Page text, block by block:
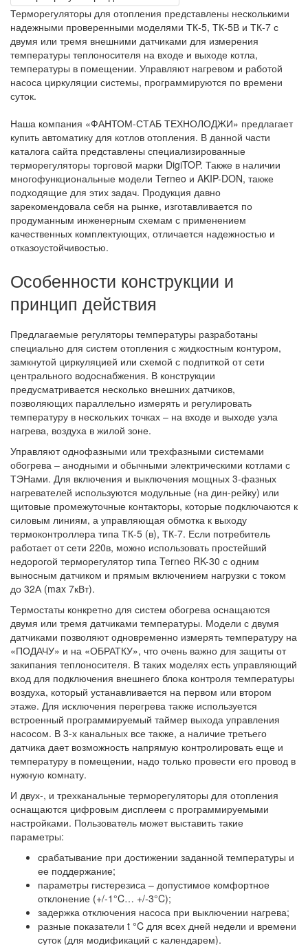
Терморегуляторы для отопления представлены несколькими
надежными проверенными моделями ТК-5, ТК-5В и ТК-7 с
двумя или тремя внешними датчиками для измерения
температуры теплоносителя на входе и выходе котла,
температуры в помещении. Управляют нагревом и работой
насоса циркуляции системы, программируются по времени
суток.
Наша компания «ФАНТОМ-СТАБ ТЕХНОЛОДЖИ» предлагает
купить автоматику для котлов отопления. В данной части
каталога сайта представлены специализированные
терморегуляторы торговой марки DigiTOP. Также в наличии
многофункциональные модели Terneo и AKIP-DON, также
подходящие для этих задач. Продукция давно
зарекомендовала себя на рынке, изготавливается по
продуманным инженерным схемам с применением
качественных комплектующих, отличается надежностью и
отказоустойчивостью.
Особенности конструкции и
принцип действия
Предлагаемые регуляторы температуры разработаны
специально для систем отопления с жидкостным контуром,
замкнутой циркуляцией или схемой с подпиткой от сети
центрального водоснабжения. В конструкции
предусматривается несколько внешних датчиков,
позволяющих параллельно измерять и регулировать
температуру в нескольких точках – на входе и выходе узла
нагрева, воздуха в жилой зоне.
Управляют однофазными или трехфазными системами
обогрева – анодными и обычными электрическими котлами с
ТЭНами. Для включения и выключения мощных 3-фазных
нагревателей используются модульные (на дин-рейку) или
щитовые промежуточные контакторы, которые подключаются к
силовым линиям, а управляющая обмотка к выходу
термоконтроллера типа ТК-5 (в), ТК-7. Если потребитель
работает от сети 220в, можно использовать простейший
недорогой терморегулятор типа Terneo RK-30 с одним
выносным датчиком и прямым включением нагрузки с током
до 32А (max 7кВт).
Термостаты конкретно для систем обогрева оснащаются
двумя или тремя датчиками температуры. Модели с двумя
датчиками позволяют одновременно измерять температуру на
«ПОДАЧУ» и на «ОБРАТКУ», что очень важно для защиты от
закипания теплоносителя. В таких моделях есть управляющий
вход для подключения внешнего блока контроля температуры
воздуха, который устанавливается на первом или втором
этаже. Для исключения перегрева также используется
встроенный программируемый таймер выхода управления
насосом. В 3-х канальных все также, а наличие третьего
датчика дает возможность напрямую контролировать еще и
температуру в помещении, надо только провести его провод в
нужную комнату.
И двух-, и трехканальные терморегуляторы для отопления
оснащаются цифровым дисплеем с программируемыми
настройками. Пользователь может выставить такие
параметры:
срабатывание при достижении заданной температуры и
ее поддержание;
параметры гистерезиса – допустимое комфортное
отклонение (+/-1°C… +/-3°C);
задержка отключения насоса при выключении нагрева;
разные показатели t °C для всех дней недели и времени
суток (для модификаций с календарем).